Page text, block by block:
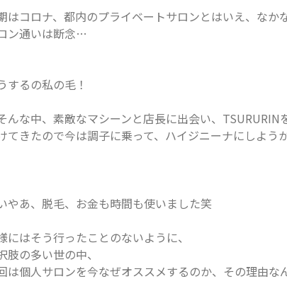
はコロナ、都内のプライベートサロンとはいえ、な
ン通いは断念…
するの私の毛！
んな中、素敵なマシーンと店長に出会い、TSURURIN
てきたので今は調子に乗って、ハイジニーナにしよう
やあ、脱毛、お金も時間も使いました笑
にはそう行ったことのないように、
肢の多い世の中、
は個人サロンを今なぜオススメするのか、その理由な